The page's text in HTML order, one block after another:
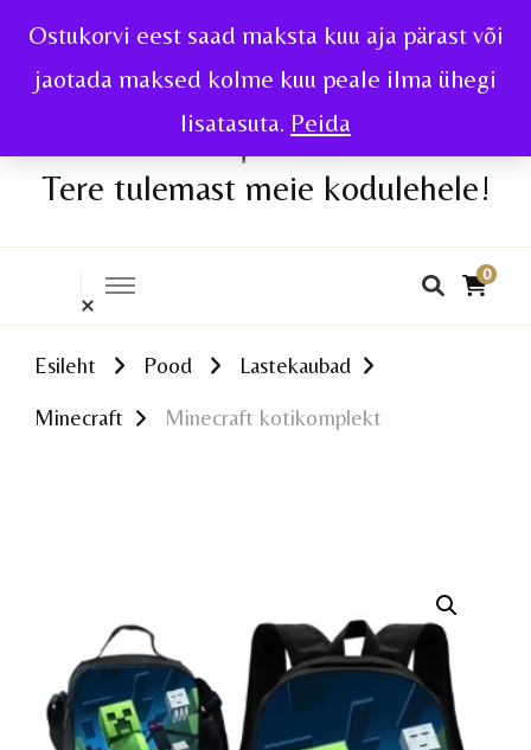
Ostukorvi eest saad maksta kuu aja pärast või
jaotada maksed kolme kuu peale ilma ühegi
lisatasuta. Peida
Tere tulemast meie kodulehele!
0
Esileht Pood Lastekaubad
Minecraft Minecraft kotikomplekt